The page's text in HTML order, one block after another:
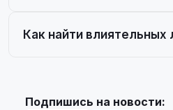
Как найти влиятельных
Подпишись на новости: